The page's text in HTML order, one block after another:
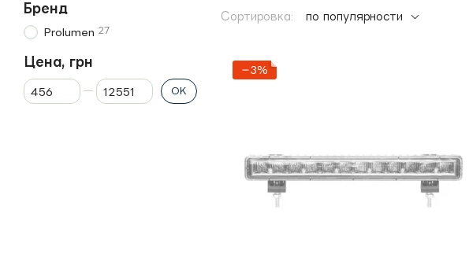
Сортировка: по популярности
−3%
Бренд
Prolumen 27
Цена, грн
От Цена, грн
До Цена, грн
OK